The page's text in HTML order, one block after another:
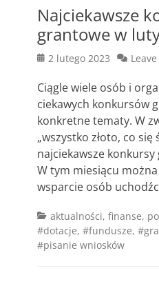
Najciekawsze
grantowe w
Posted
2 lutego 2023
Ciągle wiele osób i
ciekawych konkursów
konkretne tematy. W
„wszystko złoto, co się
najciekawsze konkursy
W tym miesiącu można
wsparcie osób
Categories
aktualności, finanse,
#dotacje, #fundusze,
#pisanie wniosków